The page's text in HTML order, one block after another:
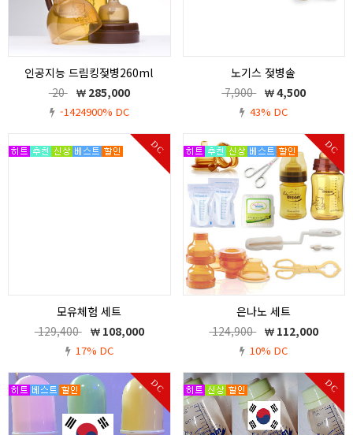
인공지능 드림킹젖병260ml
인공지능 드림킹젖병260ml
20 285,000
-1424900% DC
노기스 젖병솔
모유체험젖병 260ml 2P
7,900 4,500
43% DC
DC
모유체험 세트
모유체험젖병 260ml 2P
129,400 108,000
17% DC
DC
은나노 세트
모유체험젖병 260ml 2P
124,900 112,000
10% DC
DC DC